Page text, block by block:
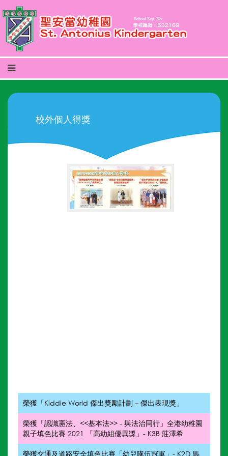
校外個人得獎
榮獲「Kiddie World 傑出獎勵計劃 – 傑出表現獎」
榮獲「認識憲法、<<基本法>> - 與法治同行」全港幼稚園
親子填色比賽 2021 「高幼組優異獎」- K3B 莊澤希
榮獲交通及道路安全填色比賽「幼兒隊伍冠軍」- K2D 馬